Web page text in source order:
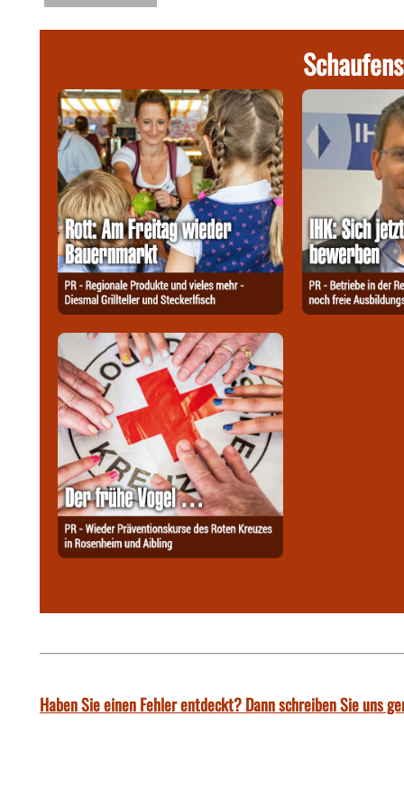
Haben Sie einen Fehler entdeckt? Dann schreiben Sie uns